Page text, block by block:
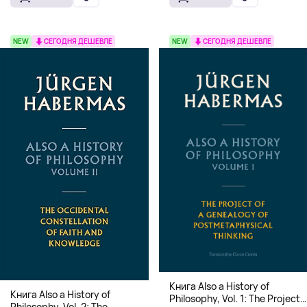
переплет)
NEW СЕГОДНЯ ДЕШЕВЛЕ
Книга Also a History of
NEW СЕГОДНЯ ДЕШЕВЛЕ
Книга Also a History of
Philosophy, Vol. 1: The Project